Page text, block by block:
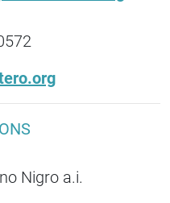
Nigro a.i.